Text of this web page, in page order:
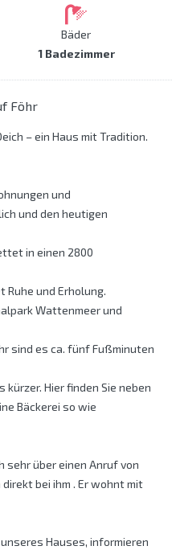
Bäder
1 Badezimmer
Föhr
– ein Haus mit Tradition.
und
und den heutigen
in einen 2800
und Erholung.
Wattenmeer und
sind es ca. fünf Fußminuten
Hier finden Sie neben
Bäckerei so wie
sehr über einen Anruf von
bei ihm . Er wohnt mit
Hauses, informieren